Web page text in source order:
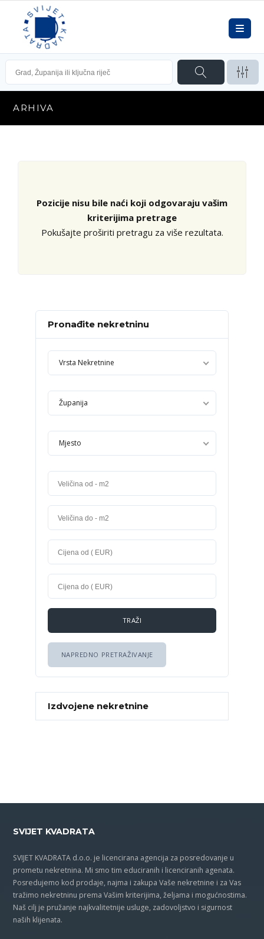
ARHIVA
Pozicije nisu bile naći koji odgovaraju vašim
kriterijima pretrage
Pokušajte proširiti pretragu za više rezultata.
Pronađite nekretninu
Vrsta Nekretnine
Županija
Mjesto
NAPREDNO PRETRAŽIVANJE
Izdvojene nekretnine
SVIJET KVADRATA
SVIJET KVADRATA d.o.o. je licencirana agencija za posredovanje u
prometu nekretnina. Mi smo tim educiranih i licenciranih agenata.
Posredujemo kod prodaje, najma i zakupa Vaše nekretnine i za Vas
tražimo nekretninu prema Vašim kriterijima, željama i mogućnostima.
Naš cilj je pružanje najkvalitetnije usluge, zadovoljstvo i sigurnost
naših klijenata.